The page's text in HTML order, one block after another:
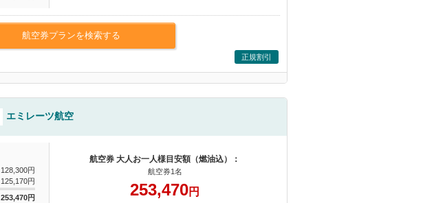
航空券プランを検索する
正規割引
エミレーツ航空
128,300円
125,170円
253,470円
航空券 大人お一人様目安額（燃油込）：
航空券1名
253,470円